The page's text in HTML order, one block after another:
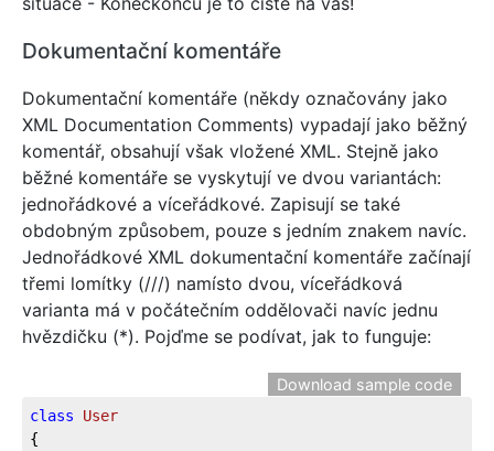
Dokumentační komentáře
Dokumentační komentáře (někdy označovány jako
XML Documentation Comments) vypadají jako běžný
komentář, obsahují však vložené XML. Stejně jako
běžné komentáře se vyskytují ve dvou variantách:
jednořádkové a víceřádkové. Zapisují se také
obdobným způsobem, pouze s jedním znakem navíc.
Jednořádkové XML dokumentační komentáře začínají
třemi lomítky (///) namísto dvou, víceřádková
varianta má v počátečním oddělovači navíc jednu
hvězdičku (*). Pojďme se podívat, jak to funguje:
Download sample code
class
User
{